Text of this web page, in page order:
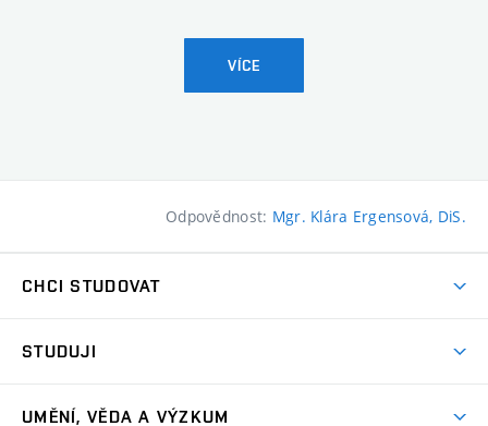
VÍCE
Odpovědnost: Mgr. Klára Ergensová, DiS.
CHCI STUDOVAT
Přijímačky
STUDUJI
UMĚNÍ, VĚDA A VÝZKUM